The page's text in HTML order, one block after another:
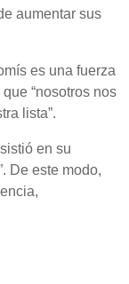
aumentar sus
es una fuerza
“nosotros nos
lista”.
en su
De este modo,